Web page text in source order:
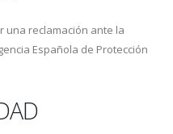
una reclamación ante la
Española de Protección